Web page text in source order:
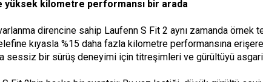
yüksek kilometre performansı bir arada
direncine sahip Laufenn S Fit 2 aynı zamanda
kıyasla %15 daha fazla kilometre performansına
sessiz bir sürüş deneyimi için titreşimleri ve gürültüyü